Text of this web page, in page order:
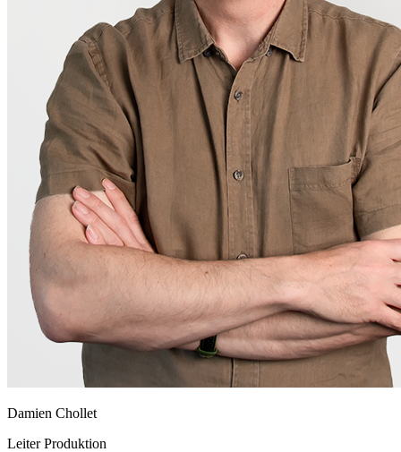
Damien Chollet
Leiter Produktion